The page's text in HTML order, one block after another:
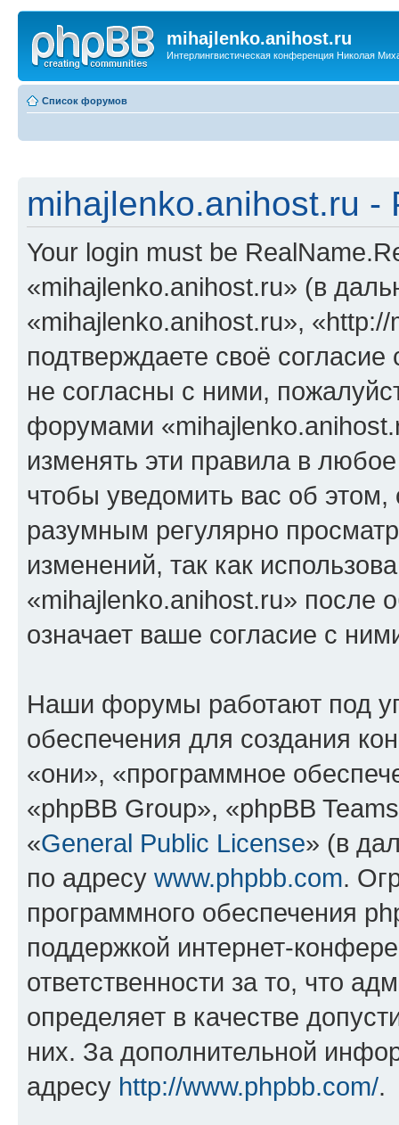
mihajlenko.anihost.ru
Интерлингвистическая конференция Николая
Список форумов
mihajlenko.anihost.ru -
Your login must be
«mihajlenko.anihost.ru» (в
«mihajlenko.anihost.ru»,
подтверждаете своё
не согласны с ними,
форумами
изменять эти правила в
чтобы уведомить вас об
разумным регулярно
изменений, так как
«mihajlenko.anihost.ru» после
означает ваше согласие с
Наши форумы работают под
обеспечения для создания
«они», «программное
«phpBB Group», «phpBB
«General Public License» (в
по адресу www.phpbb.com.
программного обеспечения
поддержкой интернет-
ответственности за то, что
определяет в качестве
них. За дополнительной
адресу http://www.phpbb.com/.